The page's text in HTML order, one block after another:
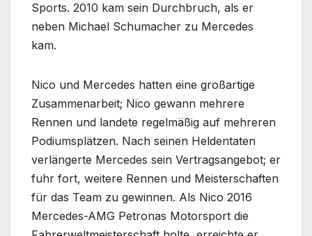
Sports. 2010 kam sein Durchbruch, als er
neben Michael Schumacher zu Mercedes
kam.
Nico und Mercedes hatten eine großartige
Zusammenarbeit; Nico gewann mehrere
Rennen und landete regelmäßig auf mehreren
Podiumsplätzen. Nach seinen Heldentaten
verlängerte Mercedes sein Vertragsangebot; er
fuhr fort, weitere Rennen und Meisterschaften
für das Team zu gewinnen. Als Nico 2016
Mercedes-AMG Petronas Motorsport die